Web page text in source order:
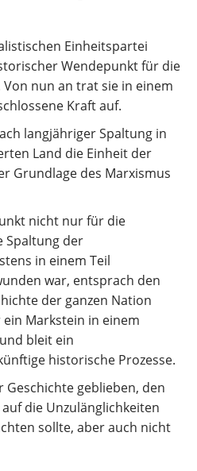
Einheitspartei
Wendepunkt für die
nun an trat sie in einem
Kraft auf.
langjähriger Spaltung in
Land die Einheit der
Grundlage des Marxismus
nicht nur für die
Spaltung der
in einem Teil
war, entsprach den
der ganzen Nation
Markstein in einem
bleit ein
historische Prozesse.
Geschichte geblieben, den
die Unzulänglichkeiten
sollte, aber auch nicht